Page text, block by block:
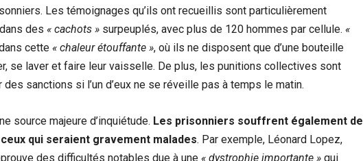
Les témoignages qu’ils ont recueillis sont particulièrement
des « cachots » surpeuplés, avec plus de 120 hommes par cellule. «
cette « chaleur étouffante », où ils ne disposent que d’une bouteille
se laver et faire leur vaisselle. De plus, les punitions collectives sont
sanctions si l’un d’eux ne se réveille pas à temps le matin.
source majeure d’inquiétude. Les prisonniers souffrent également de
qui seraient gravement malades. Par exemple, Léonard Lopez,
des difficultés notables due à une « dystrophie importante » qui